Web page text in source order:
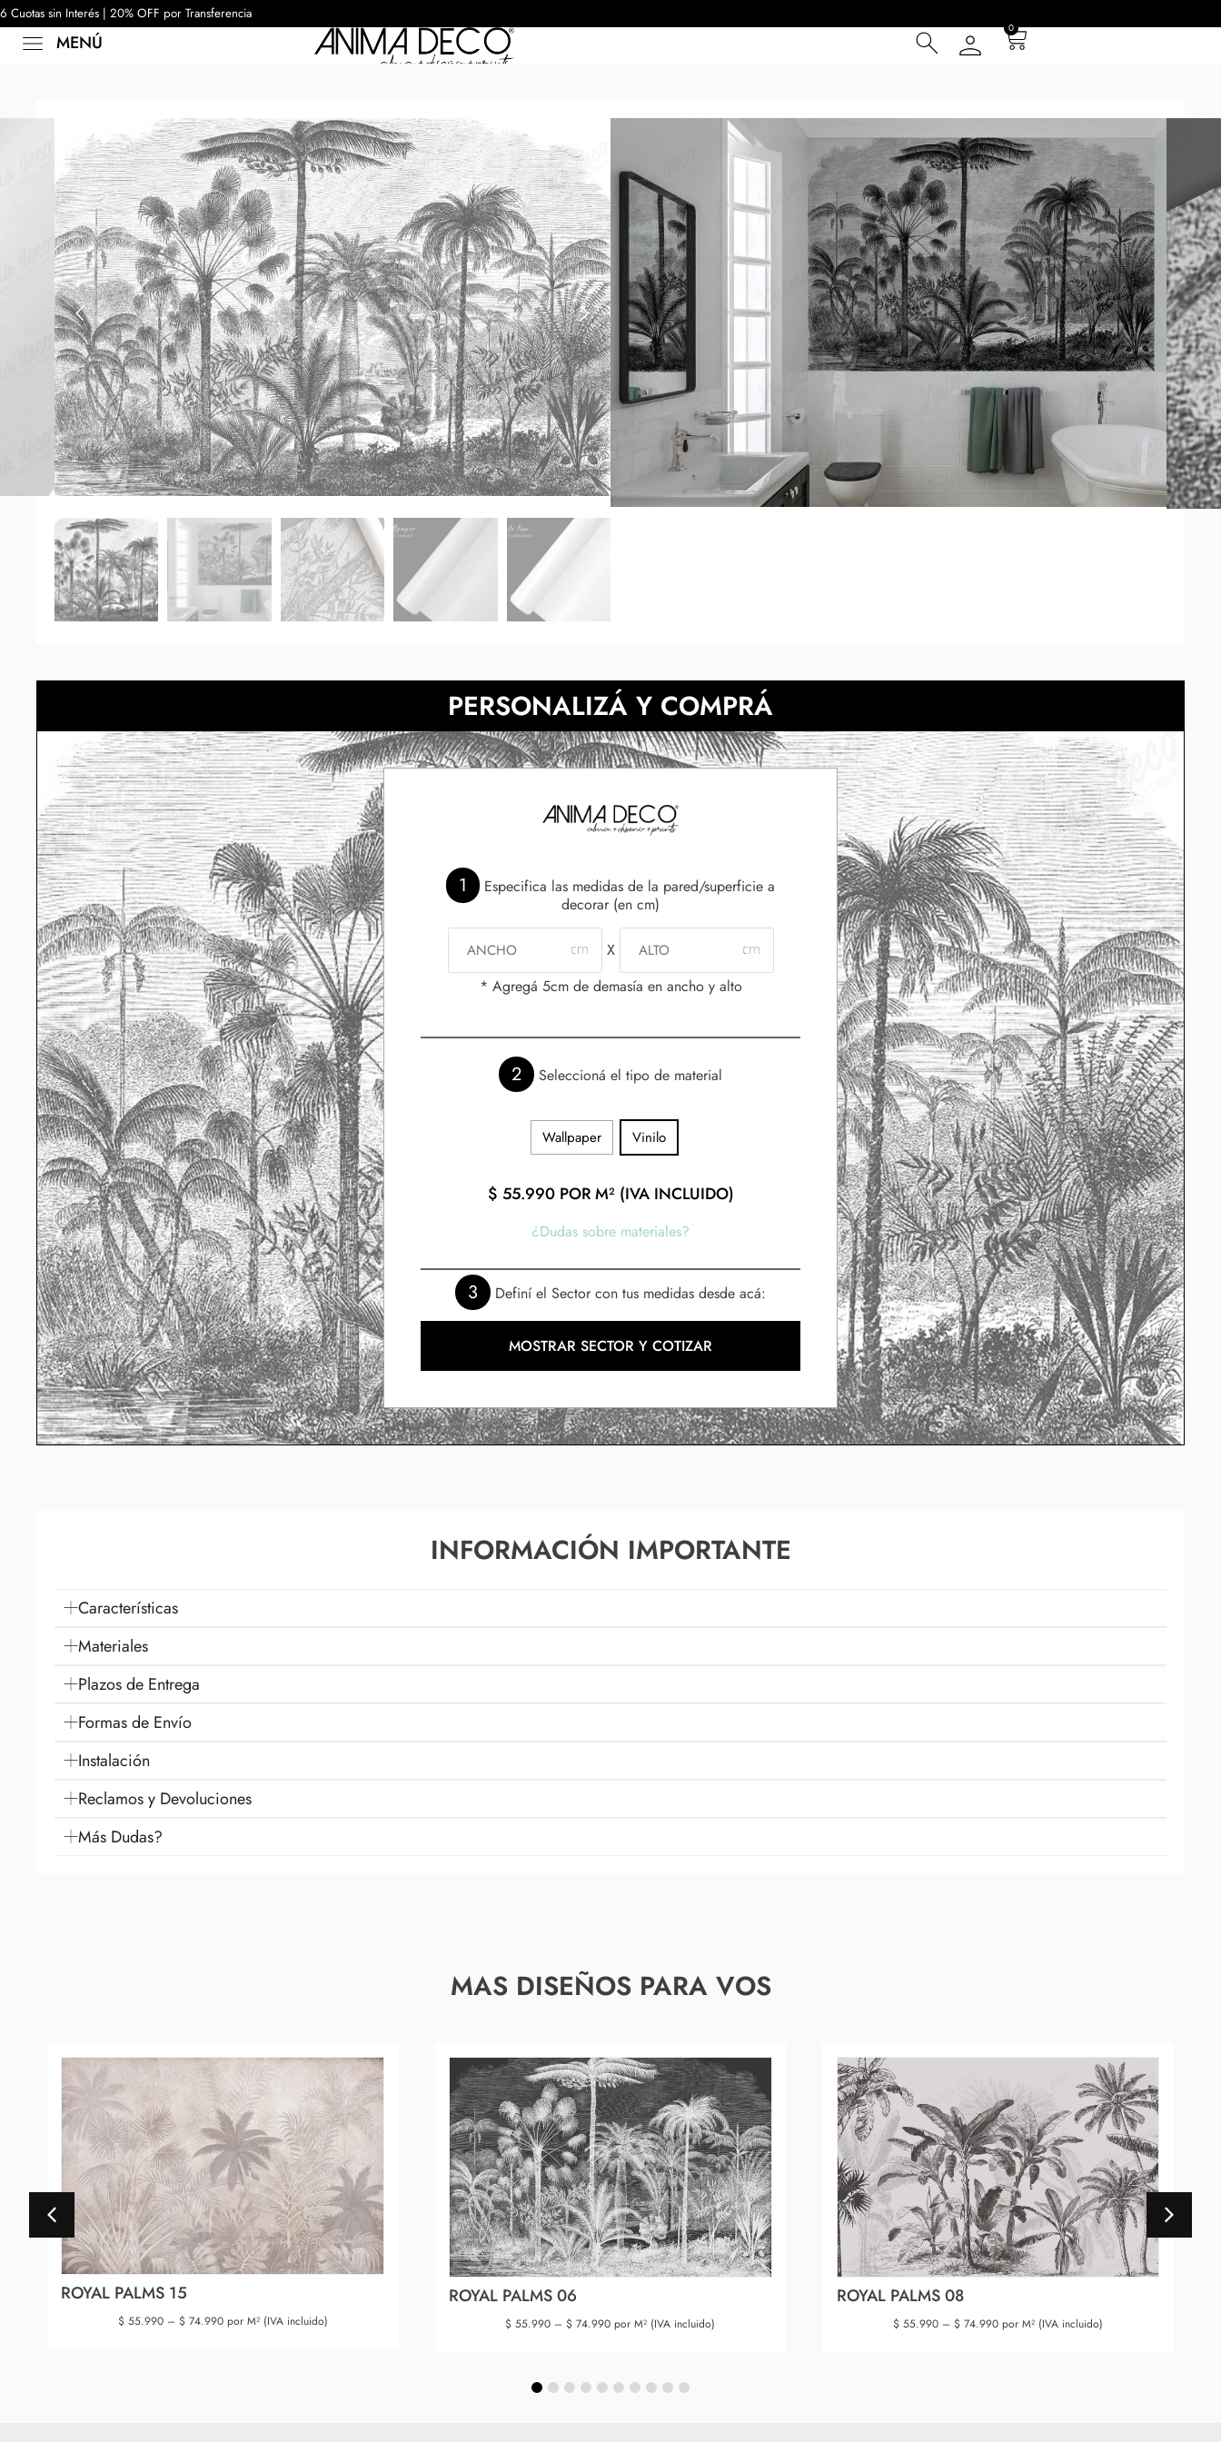
6 Cuotas sin Interés | 20% OFF por Transferencia
MENÚ
0
ROYAL PALMS
ROYAL PALMS 05
55.990– 74.990POR M² (IVA INCLUIDO)
6 Cuotas sin Interés con Tarjeta de Crédito
20% OFF por Transferencia
15 días hábiles Plazo de Entrega **
Incluye instrucciones de instalación
Presupuesta tu pared con el cotizador y obtené una muestra* a escala real según tus
dimensiones. Si son paredes muy grandes se repetirá la composición hasta cubrir las
medidas indicadas y luego en tu pedido se adaptará el modelo correctamente. *Los tonos
de la muestra pueden diferir según la calibración de cada pantalla.
También podes probarlo en tu propio espacio con el simulador.
NECESITAS MÀS INFORMACIÓN?
PERSONALIZÁ Y COMPRÁ
1
Especifica las medidas de la pared/superficie a
decorar (en cm)
X
* Agregá 5cm de demasía en ancho y alto
2 Seleccioná el tipo de material
Wallpaper Vinilo
$ 55.990POR M² (IVA INCLUIDO)
¿Dudas sobre materiales?
3 Definí el Sector con tus medidas desde acá:
MOSTRAR SECTOR Y COTIZAR
INFORMACIÓN IMPORTANTE
Características
Materiales
Plazos de Entrega
Formas de Envío
Instalación
Reclamos y Devoluciones
Más Dudas?
MAS DISEÑOS PARA VOS
ROYAL PALMS 15
$55.990 – $74.990por M² (IVA incluido)
ROYAL PALMS 06
$ 55.990 – $ 74.990 por M² (IVA incluido)
ROYAL PALMS 08
$ 55.990 – $ 74.990 por M² (IVA incluido)